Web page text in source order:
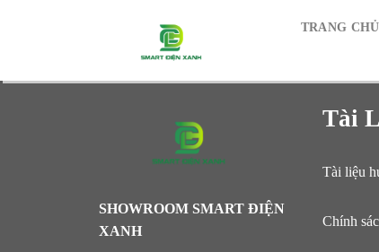
TRANG CHỦ
SHOWROOM SMART ĐIỆN
XANH
Tài
Tài liệu
Chính